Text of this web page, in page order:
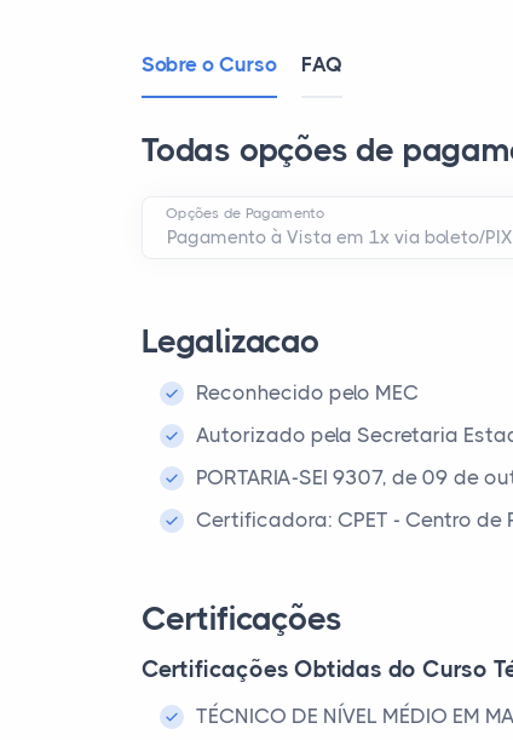
Sobre o Curso FAQ
Todas opções de
Opções de Pagamento
Legalizacao
Reconhecido pelo MEC
Autorizado pela Secretaria
PORTARIA-SEI 9307, de 09 de
Certificadora: CPET - Centro
Certificações
Certificações Obtidas do Curso
TÉCNICO DE NÍVEL MÉDIO EM